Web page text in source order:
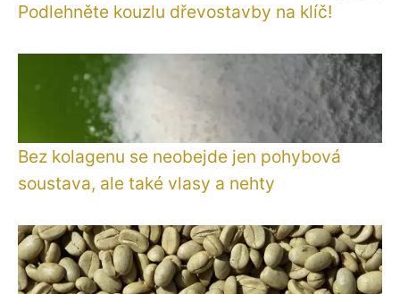
Podlehněte kouzlu dřevostavby na klíč!
Bez kolagenu se neobejde jen pohybová
soustava, ale také vlasy a nehty